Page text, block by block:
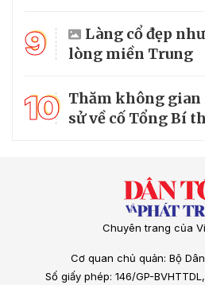
9
Làng cổ đẹp
lòng miền Trung
10 Thăm không
sử về cố Tổng Bí
Chuyên trang của
Cơ quan chủ quản: Bộ
Số giấy phép: 146/GP-